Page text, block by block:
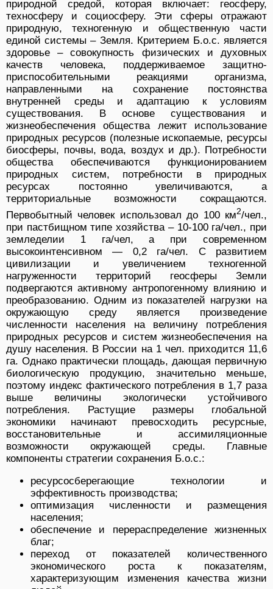
природной средой, которая включает: геосферу,
техносферу и социосферу. Эти сферы отражают
природную, техногенную и общественную части
единой системы – Земля. Критерием Б.о.с. является
здоровье – совокупность физических и духовных
качеств человека, поддерживаемое защитно-
приспособительными реакциями организма,
направленными на сохранение постоянства
внутренней среды и адаптацию к условиям
существования. В основе существования и
жизнеобеспечения общества лежит использование
природных ресурсов (полезные ископаемые, ресурсы
биосферы, почвы, вода, воздух и др.). Потребности
общества обеспечиваются функционированием
природных систем, потребности в природных
ресурсах постоянно увеличиваются, а
территориальные возможности сокращаются.
Первобытный человек использовал до 100 км2/чел.,
при пастбищном типе хозяйства – 10-100 га/чел., при
земледелии 1 га/чел, а при современном
высокоинтенсивном — 0,2 га/чел. С развитием
цивилизации и увеличением техногенной
нагруженности территорий геосферы Земли
подвергаются активному антропогенному влиянию и
преобразованию. Одним из показателей нагрузки на
окружающую среду является произведение
численности населения на величину потребления
природных ресурсов и систем жизнеобеспечения на
душу населения. В России на 1 чел. приходится 11,6
га. Однако практически площадь, дающая первичную
биологическую продукцию, значительно меньше,
поэтому индекс фактического потребления в 1,7 раза
выше величины экологически устойчивого
потребления. Растущие размеры глобальной
экономики начинают превосходить ресурсные,
восстановительные и ассимиляционные
возможности окружающей среды. Главные
компоненты стратегии сохранения Б.о.с.:
ресурсосберегающие технологии и
эффективность производства;
оптимизация численности и размещения
населения;
обеспечение и перераспределение жизненных
благ;
переход от показателей количественного
экономического роста к показателям,
характеризующим изменения качества жизни